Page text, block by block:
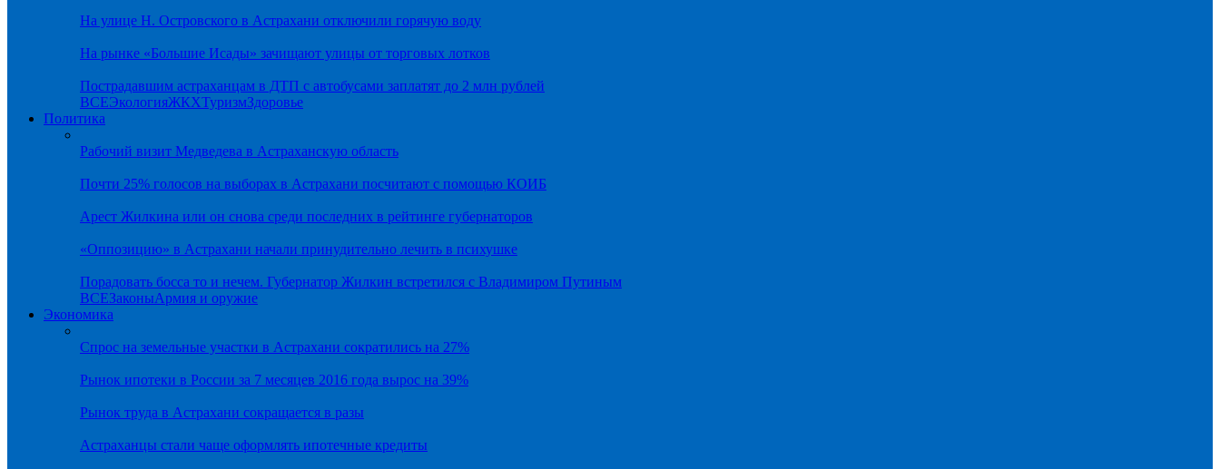
На улице Н. Островского в Астрахани отключили горячую воду
На рынке «Большие Исады» зачищают улицы от торговых лотков
Пострадавшим астраханцам в ДТП с автобусами заплатят до 2 млн рублей
ВСЕЭкологияЖКХТуризмЗдоровье
Политика
Рабочий визит Медведева в Астраханскую область
Почти 25% голосов на выборах в Астрахани посчитают с помощью КОИБ
Арест Жилкина или он снова среди последних в рейтинге губернаторов
«Оппозицию» в Астрахани начали принудительно лечить в психушке
Порадовать босса то и нечем. Губернатор Жилкин встретился с Владимиром Путиным
ВСЕЗаконыАрмия и оружие
Экономика
Спрос на земельные участки в Астрахани сократились на 27%
Рынок ипотеки в России за 7 месяцев 2016 года вырос на 39%
Рынок труда в Астрахани сокращается в разы
Астраханцы стали чаще оформлять ипотечные кредиты